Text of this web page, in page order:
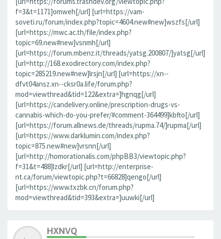
f=3&t=1171]omweh[/url] [url=https://vam-
soveti.ru/forum/index.php?topic=4604.new#new]wszfs[/url]
[url=https://mwc.ac.th/file/index.php?
topic=69.new#new]vsnmh[/url]
[url=https://forum.mbenz.it/threads/yatsg.200807/]yatsg[/url]
[url=http://168.exodirectory.com/index.php?
topic=285219.new#new]lrsjn[/url] [url=https://xn--
dfvt04ansz.xn--cksr0a.life/forum.php?
mod=viewthread&tid=122&extra=]hgnqg[/url]
[url=https://candelivery.online/prescription-drugs-vs-
cannabis-which-do-you-prefer/#comment-364499]kbfto[/url]
[url=https://forum.allnews.de/threads/rupma.74/]rupma[/url]
[url=https://www.darklumin.com/index.php?
topic=875.new#new]vrsnn[/url]
[url=http://homorationalis.com/phpBB3/viewtopic.php?
f=31&t=488]lzdkr[/url] [url=http://enterprise-
nt.ca/forum/viewtopic.php?t=66828]qengo[/url]
[url=https://www.txzbk.cn/forum.php?
mod=viewthread&tid=393&extra=]uuwki[/url]
HXNVQ